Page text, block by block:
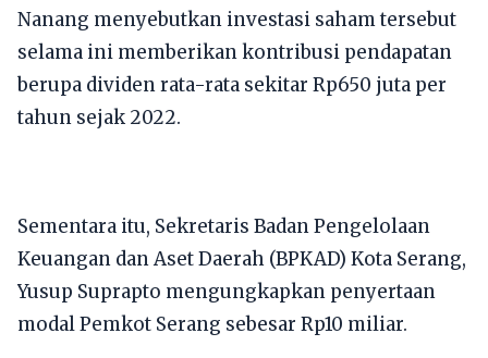
Nanang menyebutkan investasi saham tersebut
selama ini memberikan kontribusi pendapatan
berupa dividen rata-rata sekitar Rp650 juta per
tahun sejak 2022.
Sementara itu, Sekretaris Badan Pengelolaan
Keuangan dan Aset Daerah (BPKAD) Kota Serang,
Yusup Suprapto mengungkapkan penyertaan
modal Pemkot Serang sebesar Rp10 miliar.